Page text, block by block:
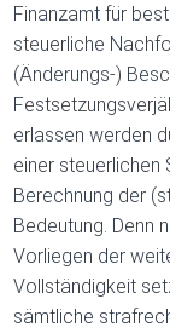
Finanzamt für
steuerliche
(Änderungs-)
erlassen werden
einer steuerlichen
Berechnung der
Bedeutung. Denn
Vorliegen der
Vollständigkeit
sämtliche